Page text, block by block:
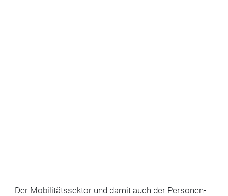
"Der Mobilitätssektor und damit auch der Personen-